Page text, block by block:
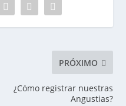
PRÓXIMO
¿Cómo registrar nuestras
Angustias?